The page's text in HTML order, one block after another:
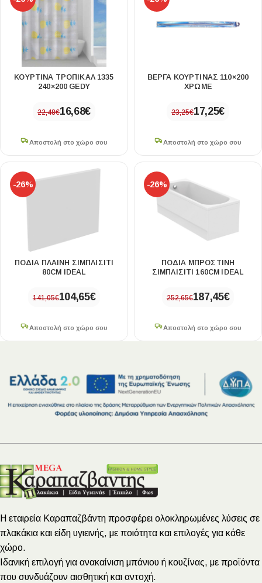
ΚΟΥΡΤΙΝΑ ΤΡΟΠΙΚΑΛ 1335
240×200 GEDY
22,48€16,68€
Αποστολή στο χώρο σου
ΒΕΡΓΑ ΚΟΥΡΤΙΝΑΣ 110×200
ΧΡΩΜΕ
23,25€17,25€
Αποστολή στο χώρο σου
-26%
ΠΟΔΙΑ ΠΛΑΙΝΗ ΣΙΜΠΛΙΣΙΤΙ
80CM IDEAL
141,05€104,65€
Αποστολή στο χώρο σου
-26%
ΠΟΔΙΑ ΜΠΡΟΣΤΙΝΗ
ΣΙΜΠΛΙΣΙΤΙ 160CM IDEAL
252,65€187,45€
Αποστολή στο χώρο σου
Η εταιρεία Καραπαζβάντη προσφέρει ολοκληρωμένες λύσεις σε
πλακάκια και είδη υγιεινής, με ποιότητα και επιλογές για κάθε
χώρο.
Ιδανική επιλογή για ανακαίνιση μπάνιου ή κουζίνας, με προϊόντα
που συνδυάζουν αισθητική και αντοχή.